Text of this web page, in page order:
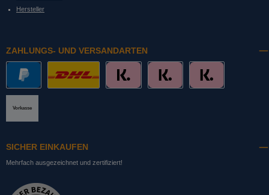
Hersteller
ZAHLUNGS- UND VERSANDARTEN
Vorkasse
SICHER EINKAUFEN
Mehrfach ausgezeichnet und zertifiziert!